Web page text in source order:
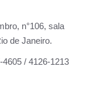
n°106, sala
de Janeiro.
4605 / 4126-1213